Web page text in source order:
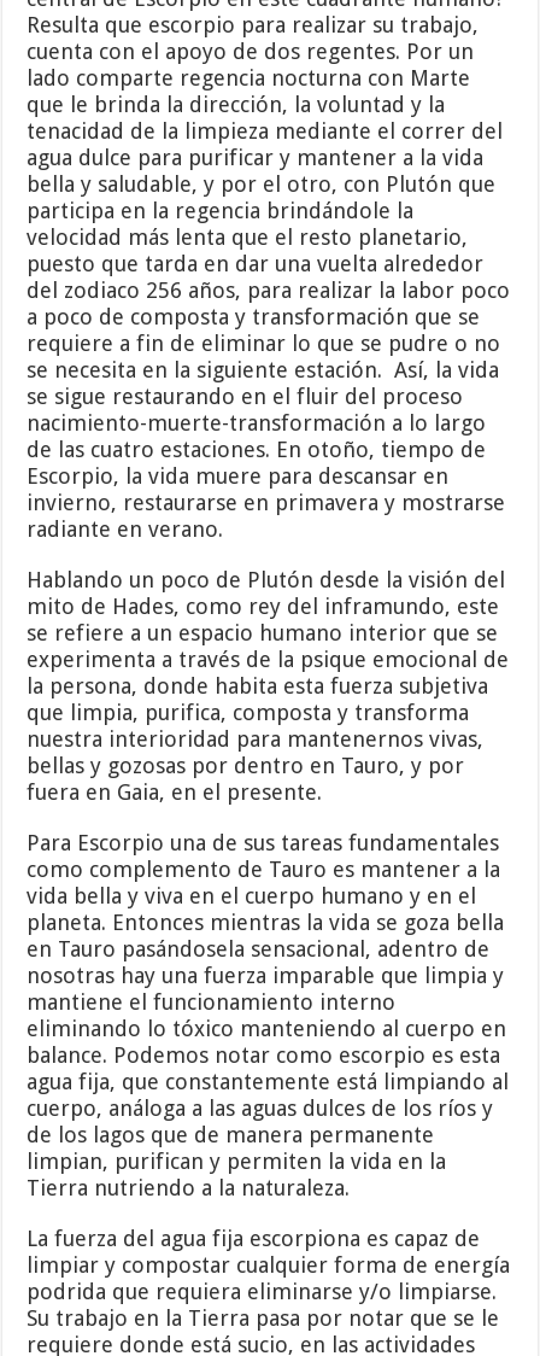
Resulta que escorpio para realizar su trabajo,
cuenta con el apoyo de dos regentes. Por un
lado comparte regencia nocturna con Marte
que le brinda la dirección, la voluntad y la
tenacidad de la limpieza mediante el correr del
agua dulce para purificar y mantener a la vida
bella y saludable, y por el otro, con Plutón que
participa en la regencia brindándole la
velocidad más lenta que el resto planetario,
puesto que tarda en dar una vuelta alrededor
del zodiaco 256 años, para realizar la labor poco
a poco de composta y transformación que se
requiere a fin de eliminar lo que se pudre o no
se necesita en la siguiente estación. Así, la vida
se sigue restaurando en el fluir del proceso
nacimiento-muerte-transformación a lo largo
de las cuatro estaciones. En otoño, tiempo de
Escorpio, la vida muere para descansar en
invierno, restaurarse en primavera y mostrarse
radiante en verano.
Hablando un poco de Plutón desde la visión del
mito de Hades, como rey del inframundo, este
se refiere a un espacio humano interior que se
experimenta a través de la psique emocional de
la persona, donde habita esta fuerza subjetiva
que limpia, purifica, composta y transforma
nuestra interioridad para mantenernos vivas,
bellas y gozosas por dentro en Tauro, y por
fuera en Gaia, en el presente.
Para Escorpio una de sus tareas fundamentales
como complemento de Tauro es mantener a la
vida bella y viva en el cuerpo humano y en el
planeta. Entonces mientras la vida se goza bella
en Tauro pasándosela sensacional, adentro de
nosotras hay una fuerza imparable que limpia y
mantiene el funcionamiento interno
eliminando lo tóxico manteniendo al cuerpo en
balance. Podemos notar como escorpio es esta
agua fija, que constantemente está limpiando al
cuerpo, análoga a las aguas dulces de los ríos y
de los lagos que de manera permanente
limpian, purifican y permiten la vida en la
Tierra nutriendo a la naturaleza.
La fuerza del agua fija escorpiona es capaz de
limpiar y compostar cualquier forma de energía
podrida que requiera eliminarse y/o limpiarse.
Su trabajo en la Tierra pasa por notar que se le
requiere donde está sucio, en las actividades